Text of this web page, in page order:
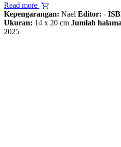
Read more
Kepengarangan: Nael Editor: -
Ukuran: 14 x 20 cm Jumlah
2025